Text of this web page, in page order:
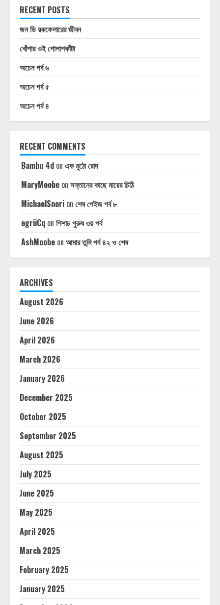
RECENT POSTS
জন ডি রকফেলারের জীবন
খোঁপার ওই গোলাপকাঁটা
অচেন পর্ব ৬
অচেন পর্ব ৫
অচেন পর্ব ৪
RECENT COMMENTS
Bambu 4d on এক মুঠো রোদ
MaryMoobe on সন্তানের কাছে মায়ের চিঠি
MichaelSnori on শেষ পেইজ পর্ব ৮
egriiCq on পিশাচ পুরুষ ৩য় পর্ব
AshMoobe on আমার তুমি পর্ব ৪২ ও শেষ
ARCHIVES
August 2026
June 2026
April 2026
March 2026
January 2026
December 2025
October 2025
September 2025
August 2025
July 2025
June 2025
May 2025
April 2025
March 2025
February 2025
January 2025